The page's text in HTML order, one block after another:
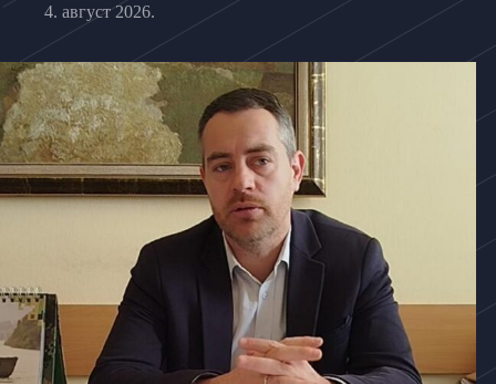
4. август 2026.